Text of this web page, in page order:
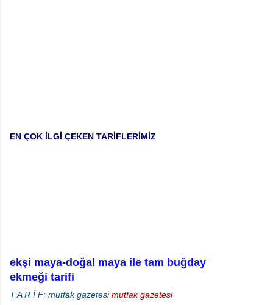
EN ÇOK İLGİ ÇEKEN TARİFLERİMİZ
ekşi maya-doğal maya ile tam buğday
ekmeği tarifi
T A R İ F; mutfak gazetesi mutfak gazetesi